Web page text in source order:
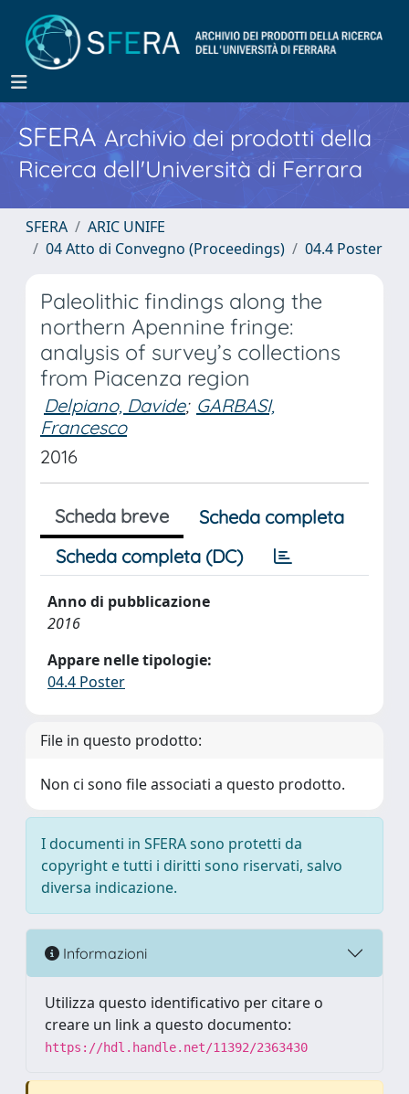
SFERA Archivio dei prodotti della
Ricerca dell'Università di Ferrara
SFERA
ARIC UNIFE
04 Atto di Convegno (Proceedings)
04.4 Poster
Paleolithic findings along the
northern Apennine fringe:
analysis of survey’s collections
from Piacenza region
Delpiano, Davide; GARBASI,
Francesco
2016
Scheda breve
Scheda completa
Scheda completa (DC)
Anno di pubblicazione
2016
Appare nelle tipologie:
04.4 Poster
File in questo prodotto:
Non ci sono file associati a questo prodotto.
I documenti in SFERA sono protetti da
copyright e tutti i diritti sono riservati, salvo
diversa indicazione.
Informazioni
Utilizza questo identificativo per citare o
creare un link a questo documento:
https://hdl.handle.net/11392/2363430